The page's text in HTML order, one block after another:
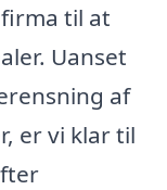
til at
Uanset
af
er vi klar til